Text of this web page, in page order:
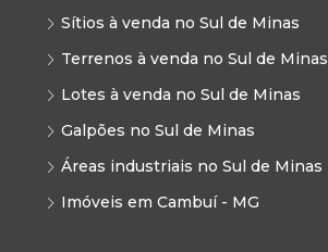
Sítios à venda no Sul de Minas
Terrenos à venda no Sul de Minas
Lotes à venda no Sul de Minas
Galpões no Sul de Minas
Áreas industriais no Sul de Minas
Imóveis em Cambuí - MG